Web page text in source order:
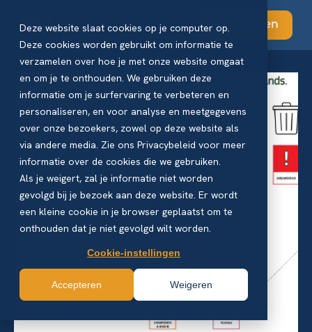
Deze website slaat cookies op je computer op.
Deze cookies worden gebruikt om informatie te
verzamelen over hoe je met onze website omgaat
en om je te onthouden. We gebruiken deze
informatie om je surfervaring te verbeteren en
personaliseren, en voor analyse en meetgegevens
over onze bezoekers, zowel op deze website als
via andere media. Zie ons Privacybeleid voor meer
informatie over de cookies die we gebruiken.
Als je weigert, zal je informatie niet worden
gevolgd bij je bezoek aan deze website. Er wordt
een kleine cookie in je browser geplaatst om te
onthouden dat je niet gevolgd wilt worden.
Cookie-instellingen
Accepteren Weigeren
Abonneren